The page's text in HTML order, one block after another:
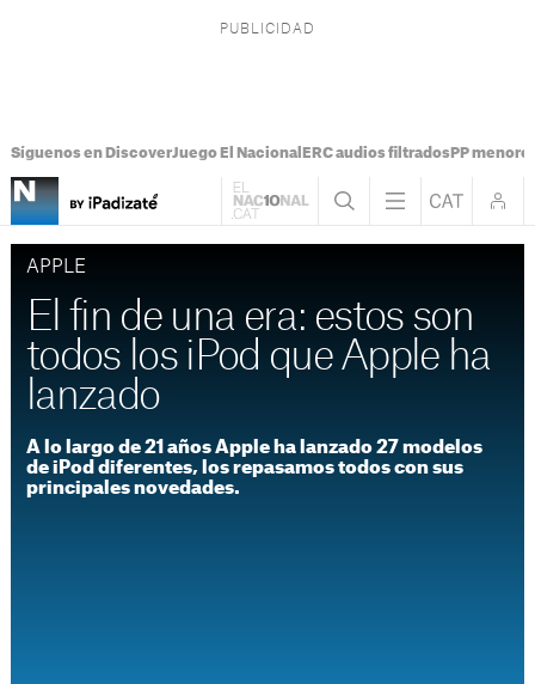
Síguenos en DiscoverJuego El Nacional ERC audios filtradosPP
APPLE
El fin de una era: estos son
todos los iPod que Apple ha
lanzado
A lo largo de 21 años Apple ha lanzado 27 modelos
de iPod diferentes, los repasamos todos con sus
principales novedades.